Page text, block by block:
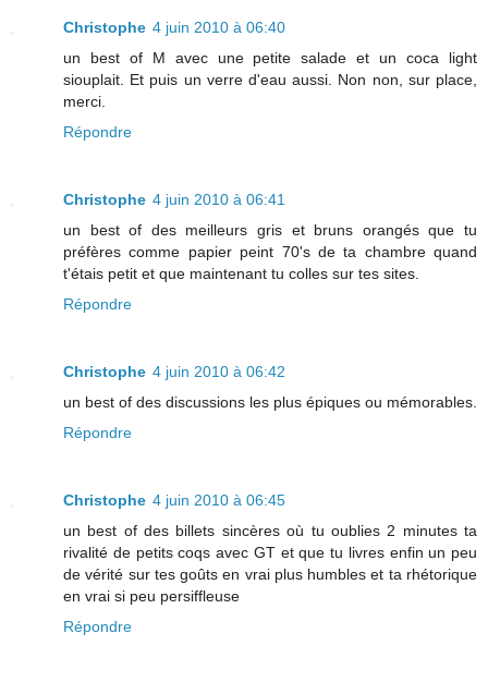
Christophe 4 juin 2010 à 06:40
un best of M avec une petite salade et un coca light
siouplait. Et puis un verre d'eau aussi. Non non, sur place,
merci.
Répondre
Christophe 4 juin 2010 à 06:41
un best of des meilleurs gris et bruns orangés que tu
préfères comme papier peint 70's de ta chambre quand
t'étais petit et que maintenant tu colles sur tes sites.
Répondre
Christophe 4 juin 2010 à 06:42
un best of des discussions les plus épiques ou mémorables.
Répondre
Christophe 4 juin 2010 à 06:45
un best of des billets sincères où tu oublies 2 minutes ta
rivalité de petits coqs avec GT et que tu livres enfin un peu
de vérité sur tes goûts en vrai plus humbles et ta rhétorique
en vrai si peu persiffleuse
Répondre